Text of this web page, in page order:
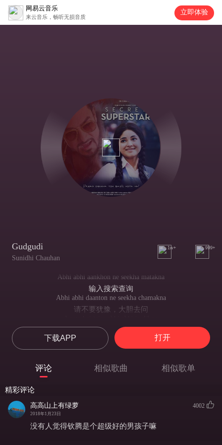
网易云音乐
来云音乐，畅听无损音质
立即体验
Gudgudi
Sunidhi Chauhan
1w+ 999+
Abhi abhi aankhon ne seekha matakna
输入搜索查询
Abhi abhi daanton ne seekha chamakna
请不要犹豫，大胆去问
请问你在哪里
Seekha dil se hansna
人们用我搜索
我想知道更多
Lagta hai jaise abhi abhi is dil ne
Seekha dil se hansna hey
下载APP 打开
评论 相似歌曲 相似歌单
精彩评论
高高山上有绿萝
2018年1月23日
4002
没有人觉得钦腾是个超级好的男孩子嘛